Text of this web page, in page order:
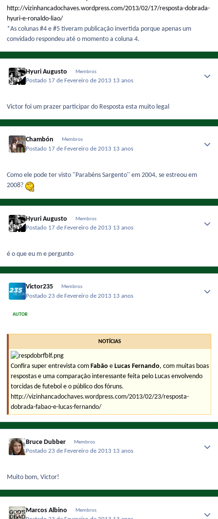
http://vizinhancadochaves.wordpress.com/2013/02/17/resposta-dobrada-
hyuri-e-ronaldo-liao/
*As colunas #4 e #5 tiveram publicação invertida porque apenas um
convidado respondeu até o momento a coluna 4.
Hyuri Augusto Membros
Postado 17 de Fevereiro de 2013 13 anos
Victor foi um prazer participar do Resposta esta muito legal
Chambón Membros
Postado 17 de Fevereiro de 2013 13 anos
Como ele pode ter visto ''Parabéns Sargento'' em 2004, se estreou em
2008?
Hyuri Augusto Membros
Postado 17 de Fevereiro de 2013 13 anos
é o que eu m e pergunto
Victor235 Membros
Postado23 de Fevereiro de 2013 13 anos
AUTOR
NOTÍCIAS
Confira super entrevista com Fabão e Lucas Fernando, com muitas boas
respostas e uma comparação interessante feita pelo Lucas envolvendo
torcidas de futebol e o público dos fóruns.
http://vizinhancadochaves.wordpress.com/2013/02/23/resposta-
dobrada-fabao-e-lucas-fernando/
Bruce Dubber Membros
Postado23 de Fevereiro de 2013 13 anos
Muito bom, Victor!
Marcos Albino Membros